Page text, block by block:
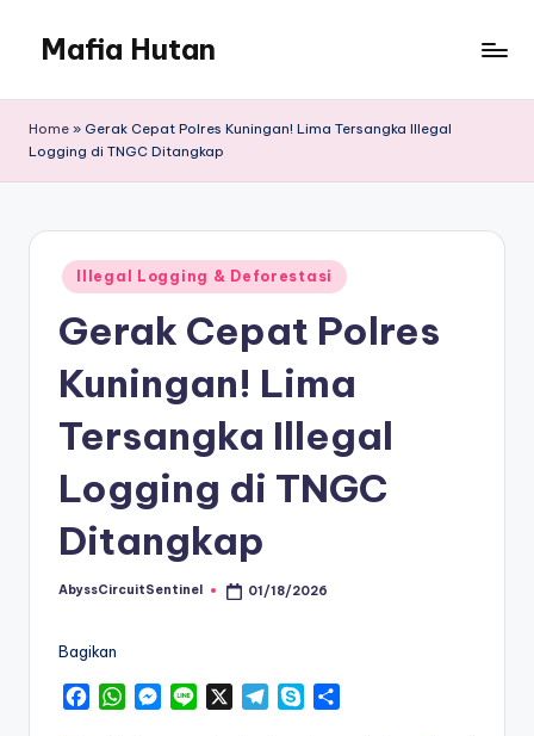
content
Mafia Hutan
dan
Home » Gerak Cepat Polres Kuningan! Lima Tersangka Illegal
Logging di TNGC Ditangkap
Posted
in
Illegal Logging & Deforestasi
Gerak Cepat Polres
Kuningan! Lima
Tersangka Illegal
Logging di TNGC
Ditangkap
Posted
AbyssCircuitSentinel 01/18/2026
Bagikan
W
M
X
T